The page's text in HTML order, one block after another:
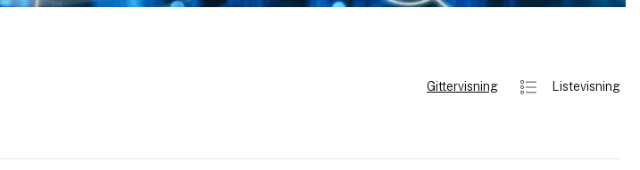
Gittervisning Listevisning